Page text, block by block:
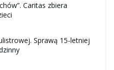
Caritas zbiera
Sprawą 15-letniej